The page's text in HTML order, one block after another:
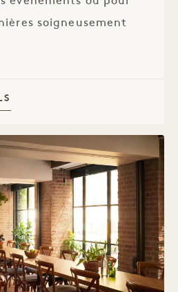
soigneusement